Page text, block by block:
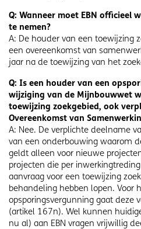
Q: Wanneer moet EBN officieel
te nemen?
A: De houder van een toewijzing
een overeenkomst van
jaar na de toewijzing van het
Q: Is een houder van een
wijziging van de Mijnbouwwet
toewijzing zoekgebied, ook
Overeenkomst van
A: Nee. De verplichte deelname
van een onderbouwing waarom
geldt alleen voor nieuwe
projecten die per
aanvraag voor een toewijzing
behandeling hebben lopen. Voor
opsporingsvergunning gaat deze
(artikel 167n). Wel kunnen
nu al) aan EBN vragen vrijwillig